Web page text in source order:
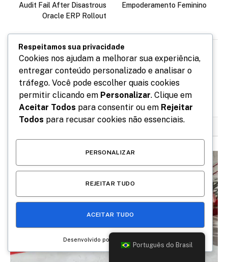
Audit Fail After Disastrous
Oracle ERP Rollout
Empoderamento Feminino
Da Redação
Site
RELACIONADOS
Português do Brasil
Respeitamos sua privacidade
Cookies nos ajudam a melhorar sua experiência,
entregar conteúdo personalizado e analisar o
tráfego. Você pode escolher quais cookies
permitir clicando em Personalizar. Clique em
Aceitar Todos para consentir ou em Rejeitar
Todos para recusar cookies não essenciais.
PERSONALIZAR
REJEITAR TUDO
ACEITAR TUDO
Desenvolvido por